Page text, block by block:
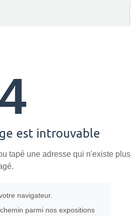
est introuvable
tapé une adresse qui n'existe plus
navigateur.
parmi nos expositions